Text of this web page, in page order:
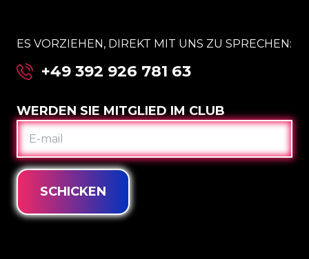
ES VORZIEHEN, DIREKT MIT UNS ZU SPRECHEN:
+49 392 926 781 63
WERDEN SIE MITGLIED IM CLUB
E-
MAIL
SCHICKEN